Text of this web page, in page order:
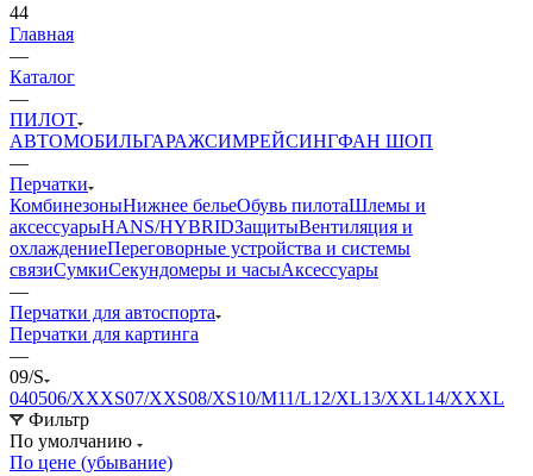
44
Главная
—
Каталог
—
ПИЛОТ
АВТОМОБИЛЬГАРАЖСИМРЕЙСИНГФАН ШОП
—
Перчатки
КомбинезоныНижнее бельеОбувь пилотаШлемы и
аксессуарыHANS/HYBRIDЗащитыВентиляция и
охлаждениеПереговорные устройства и системы
связиСумкиСекундомеры и часыАксессуары
—
Перчатки для автоспорта
Перчатки для картинга
—
09/S
040506/XXXS07/XXS08/XS10/M11/L12/XL13/XXL14/XXXL
Фильтр
По умолчанию
По цене (убывание)